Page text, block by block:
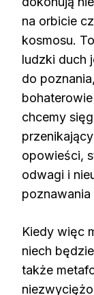
na orbicie
kosmosu.
ludzki duch
do
chcemy
opowieści,
odwagi i
Kiedy więc
niech
także